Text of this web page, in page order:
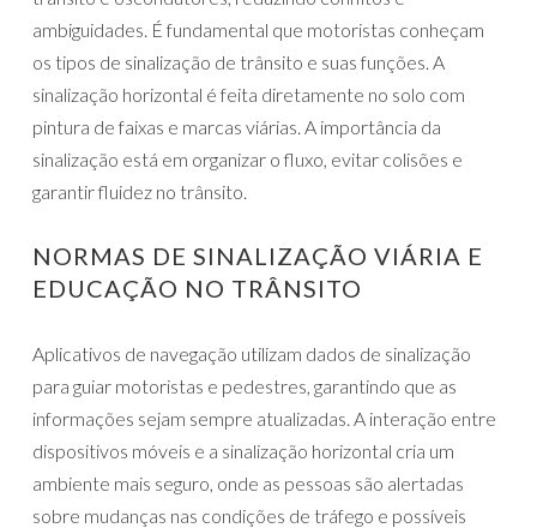
ambiguidades. É fundamental que motoristas conheçam
os tipos de sinalização de trânsito e suas funções. A
sinalização horizontal é feita diretamente no solo com
pintura de faixas e marcas viárias. A importância da
sinalização está em organizar o fluxo, evitar colisões e
garantir fluidez no trânsito.
NORMAS DE SINALIZAÇÃO VIÁRIA E
EDUCAÇÃO NO TRÂNSITO
Aplicativos de navegação utilizam dados de sinalização
para guiar motoristas e pedestres, garantindo que as
informações sejam sempre atualizadas. A interação entre
dispositivos móveis e a sinalização horizontal cria um
ambiente mais seguro, onde as pessoas são alertadas
sobre mudanças nas condições de tráfego e possíveis